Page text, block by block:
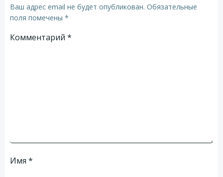
Ваш адрес email не будет опубликован. Обязательные
поля помечены *
Комментарий *
Имя *